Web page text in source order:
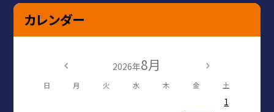
カレンダー
2026年8月
日 月 火 水 木 金 土
1